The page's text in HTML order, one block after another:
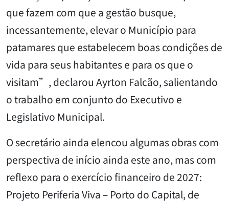
que fazem com que a gestão busque,
incessantemente, elevar o Município para
patamares que estabelecem boas condições de
vida para seus habitantes e para os que o
visitam”, declarou Ayrton Falcão, salientando
o trabalho em conjunto do Executivo e
Legislativo Municipal.
O secretário ainda elencou algumas obras com
perspectiva de início ainda este ano, mas com
reflexo para o exercício financeiro de 2027:
Projeto Periferia Viva – Porto do Capital, de